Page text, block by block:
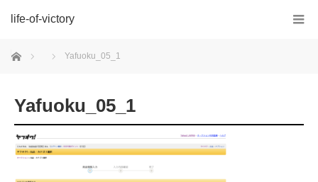
life-of-victory
ホーム Yafuoku_05_1
Yafuoku_05_1